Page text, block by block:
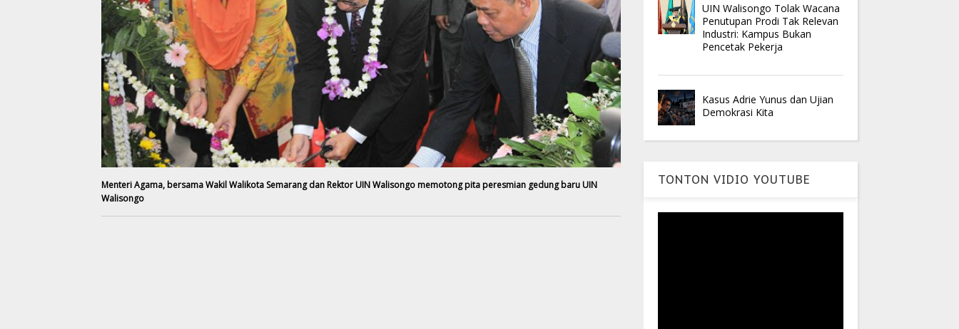
Menteri Agama, bersama Wakil Walikota Semarang dan Rektor UIN Walisongo memotong pita peresmian gedung baru UIN
Walisongo
UIN Walisongo Tolak Wacana
Penutupan Prodi Tak Relevan
Industri: Kampus Bukan
Pencetak Pekerja
Kasus Adrie Yunus dan Ujian
Demokrasi Kita
TONTON VIDIO YOUTUBE